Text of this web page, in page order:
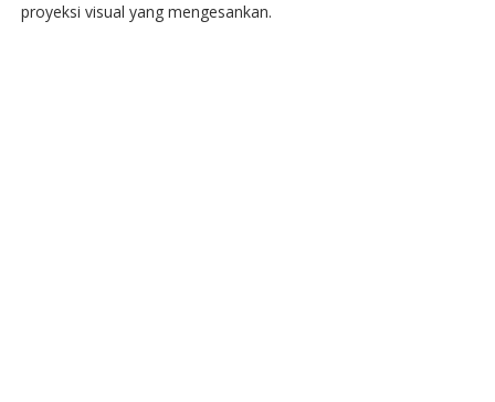
proyeksi visual yang mengesankan.